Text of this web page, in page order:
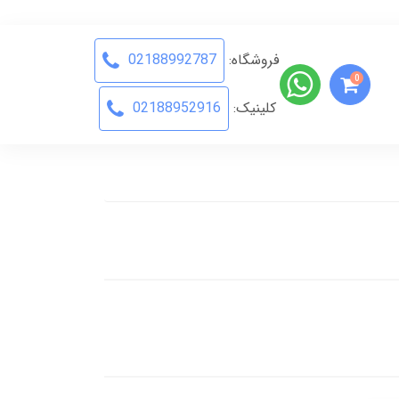
0
فروشگاه: 02188992787
کلینیک: 02188952916